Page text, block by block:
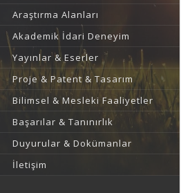
Araştırma Alanları
Akademik İdari Deneyim
Yayınlar & Eserler
Proje & Patent & Tasarım
Bilimsel & Mesleki Faaliyetler
Başarılar & Tanınırlık
Duyurular & Dokümanlar
İletişim